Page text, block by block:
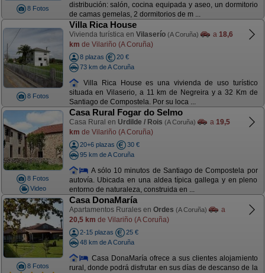
8 Fotos
distribución: salón, cocina equipada y aseo, un dormitorio
de camas gemelas, 2 dormitorios de m ...
8 Fotos
Villa Rica House
Vivienda turística en Vilaserío (A Coruña) a 18,6
km de Vilariño (A Coruña)
8 plazas
20 €
73 km de A Coruña
Villa Rica House es una vivienda de uso turístico
situada en Vilaserio, a 11 km de Negreira y a 32 Km de
Santiago de Compostela. Por su loca ...
8 Fotos
Video
Casa Rural Fogar do Selmo
Casa Rural en Urdilde / Rois (A Coruña) a 19,5
km de Vilariño (A Coruña)
20+6 plazas
30 €
95 km de A Coruña
A sólo 10 minutos de Santiago de Compostela por
autovía. Ubicada en una aldea típica gallega y en pleno
entorno de naturaleza, construida en ...
8 Fotos
Casa DonaMaría
Apartamentos Rurales en Ordes (A Coruña)
a
20,5 km de Vilariño (A Coruña)
2-15 plazas
25 €
48 km de A Coruña
Casa DonaMaría ofrece a sus clientes alojamiento
rural, donde podrá disfrutar en sus días de descanso de la